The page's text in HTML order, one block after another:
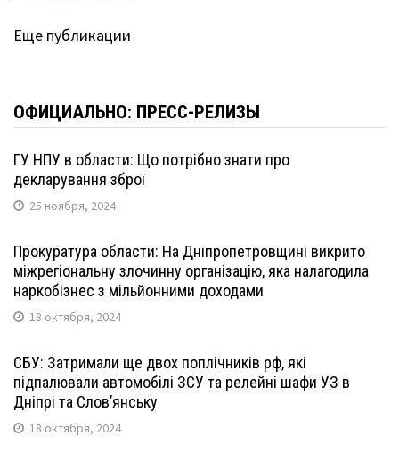
Еще публикации
ОФИЦИАЛЬНО: ПРЕСС-РЕЛИЗЫ
ГУ НПУ в области: Що потрібно знати про
декларування зброї
25 ноября, 2024
Прокуратура области: На Дніпропетровщині викрито
міжрегіональну злочинну організацію, яка налагодила
наркобізнес з мільйонними доходами
18 октября, 2024
СБУ: Затримали ще двох поплічників рф, які
підпалювали автомобілі ЗСУ та релейні шафи УЗ в
Дніпрі та Слов’янську
18 октября, 2024